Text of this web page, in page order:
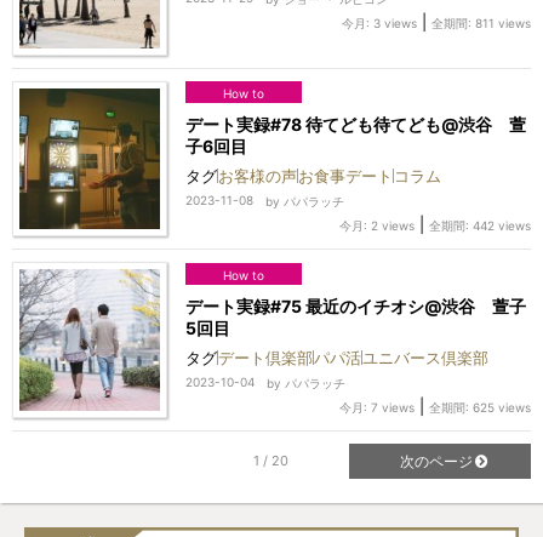
今月: 3 views
全期間: 811 views
How to
デート実録#78 待てども待てども@渋谷 萱
子6回目
タグお客様の声お食事デート コラム
2023-11-08 byパパラッチ
今月: 2 views
全期間: 442 views
How to
デート実録#75 最近のイチオシ@渋谷 萱子
5回目
タグデート倶楽部パパ活ユニバース倶楽部
2023-10-04 by パパラッチ
今月: 7 views
全期間: 625 views
1 / 20 次のページ